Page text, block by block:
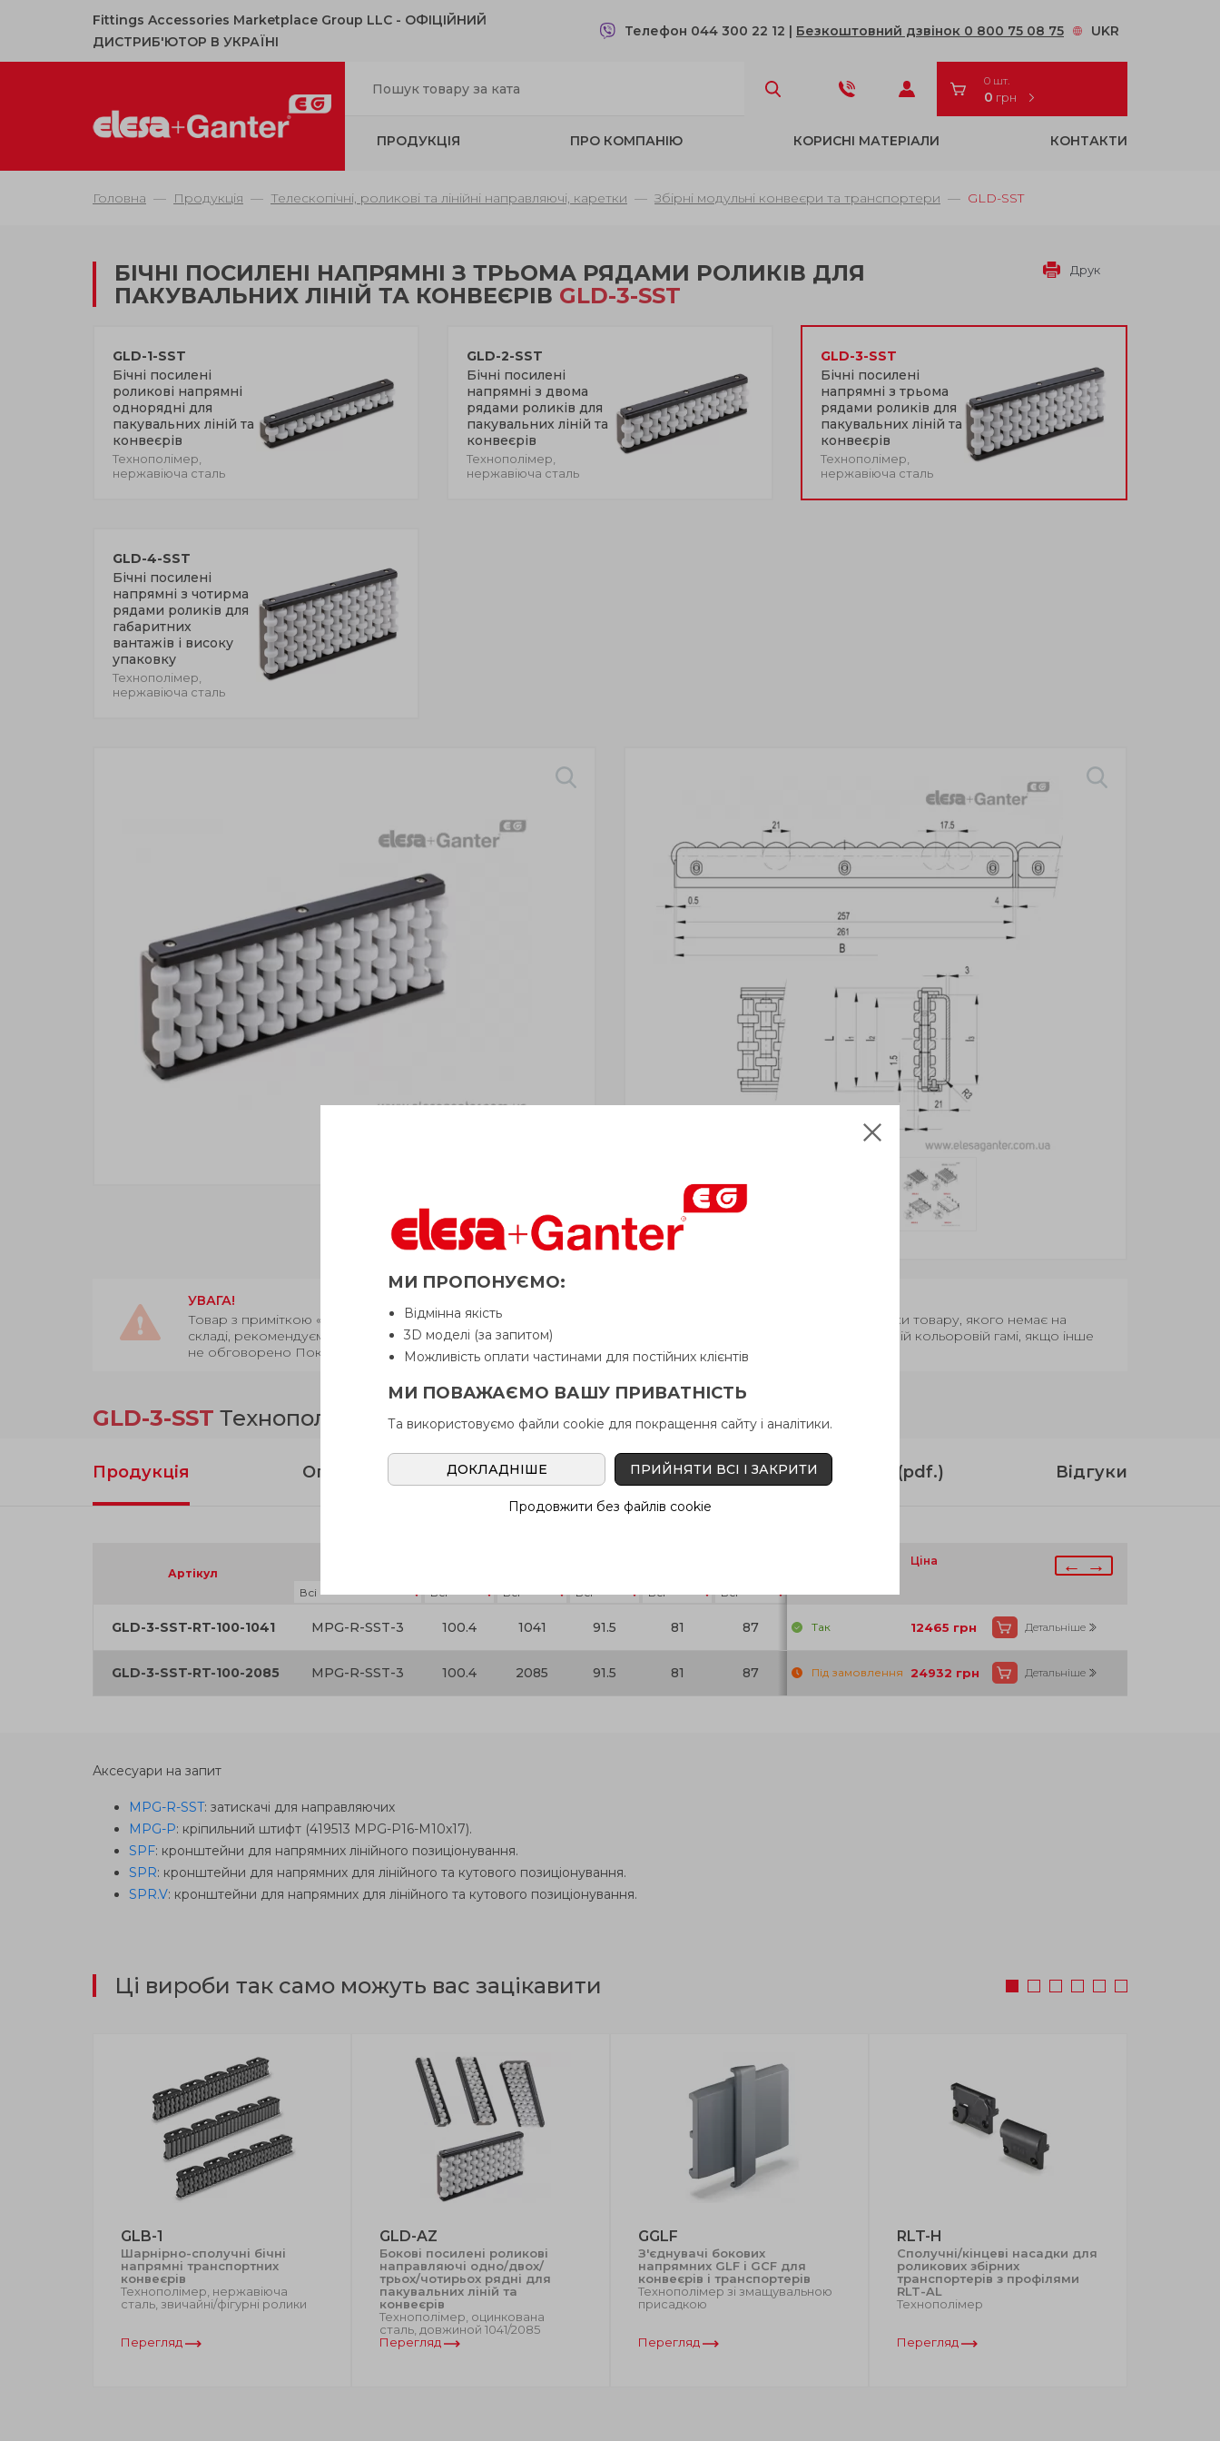
Fittings Accessories Marketplace Group LLC - OФІЦІЙНИЙ
ДИСТРИБ'ЮТОР В УКРАЇНІ
Телефон 044 300 22 12 | Безкоштовний дзвінок 0 800 75 08 75 UKR
0 шт.
0 грн
ПРОДУКЦІЯ ПРО КОМПАНІЮ КОРИСНІ МАТЕРІАЛИ КОНТАКТИ
Головна Продукція Телескопічні, роликові та лінійні направляючі, каретки Збірні модульні конвеєри та транспортери GLD-SST
БІЧНІ ПОСИЛЕНІ НАПРЯМНІ З ТРЬОМА РЯДАМИ РОЛИКІВ ДЛЯ
ПАКУВАЛЬНИХ ЛІНІЙ ТА КОНВЕЄРІВ GLD-3-SST
Друк
GLD-1-SST
Бічні посилені
роликові напрямні
однорядні для
пакувальних ліній та
конвеєрів
Технополімер,
нержавіюча сталь
GLD-2-SST
Бічні посилені
напрямні з двома
рядами роликів для
пакувальних ліній та
конвеєрів
Технополімер,
нержавіюча сталь
GLD-3-SST
Бічні посилені
напрямні з трьома
рядами роликів для
пакувальних ліній та
конвеєрів
Технополімер,
нержавіюча сталь
GLD-4-SST
Бічні посилені
напрямні з чотирма
рядами роликів для
габаритних
вантажів і високу
упаковку
Технополімер,
нержавіюча сталь
УВАГА!
Товар з приміткою «Є в наявності» відвантажується Покупцеві терміном
. Термін поставки товару, якого немає на
складі, рекомендуємо уточнити у Продавця. Продавець залишає за собою право відпускати товар у базовій кольоровій гамі, якщо інше
не обговорено Покупцем.
GLD-3-SST Технополімер, нержавіюча сталь
Продукція Опис Питання про продукцію Інструкція (pdf.) Відгуки
Артікул
Ціна ← →
GLD-3-SST-RT-100-1041 MPG-R-SST-3 100.4 1041 91.5 81 87 Так 12465 грн Детальніше
GLD-3-SST-RT-100-2085 MPG-R-SST-3 100.4 2085 91.5 81 87 Під замовлення 24932 грн Детальніше
Аксесуари на запит
MPG-R-SST: затискачі для направляючих
MPG-P: кріпильний штифт (419513 MPG-P16-M10x17).
SPF: кронштейни для напрямних лінійного позиціонування.
SPR: кронштейни для напрямних для лінійного та кутового позиціонування.
SPR.V: кронштейни для напрямних для лінійного та кутового позиціонування.
Ці вироби так само можуть вас зацікавити
GLB-1
Шарнірно-сполучні бічні
напрямні транспортних
конвеєрів
Технополімер, нержавіюча
сталь, звичайні/фігурні ролики
Перегляд
GLD-AZ
Бокові посилені роликові
направляючі одно/двох/
трьох/чотирьох рядні для
пакувальних ліній та
конвеєрів
Технополімер, оцинкована
сталь, довжиной 1041/2085
Перегляд
GGLF
З'єднувачі бокових
напрямних GLF і GCF для
конвеєрів і транспортерів
Технополімер зі змащувальною
присадкою
Перегляд
RLT-H
Сполучні/кінцеві насадки для
роликових збірних
транспортерів з профілями
RLT-AL
Технополімер
Перегляд
МИ ПРОПОНУЄМО:
Відмінна якість
3D моделі (за запитом)
Можливість оплати частинами для постійних клієнтів
МИ ПОВАЖАЄМО ВАШУ ПРИВАТНІСТЬ
Та використовуємо файли cookie для покращення сайту і аналітики.
ДОКЛАДНІШЕ ПРИЙНЯТИ ВСІ І ЗАКРИТИ
Продовжити без файлів cookie